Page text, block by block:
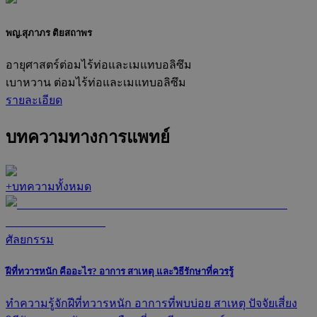
พญ.สุภาภร ติยสถาพร
อายุศาสตร์ต่อมไร้ท่อและเมแทบอลิซึม
เบาหวาน ต่อมไร้ท่อและเมแทบอลิซึม
รายละเอียด
บทความทางการแพทย์
+บทความทั้งหมด
ศัลยกรรม
ฝีที่ทวารหนัก คืออะไร? อาการ สาเหตุ และวิธีรักษาที่ควรรู้
ทำความรู้จักฝีที่ทวารหนัก อาการที่พบบ่อย สาเหตุ ปัจจัยเสี่ยง